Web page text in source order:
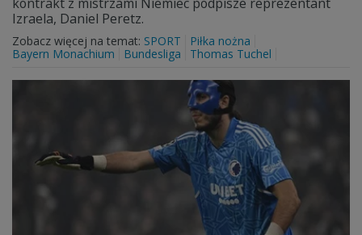
Izraela, Daniel Peretz.
Zobacz więcej na temat: SPORT
Piłka nożna
Bayern Monachium
Bundesliga Thomas Tuchel